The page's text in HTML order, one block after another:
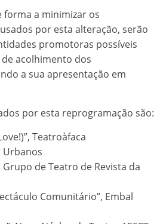
forma a minimizar os
por esta alteração, serão
promotoras possíveis
acolhimento dos
a sua apresentação em
por esta reprogramação são:
Teatroàfaca
Urbanos
Grupo de Teatro de Revista da
Comunitário”, Embal